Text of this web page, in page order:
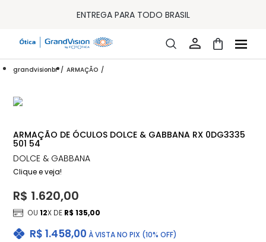
ENTREGA PARA TODO BRASIL
32% OFF NO COMBO - CONS. REG.
FRETE GRÁTIS EM TODO O SITE
15% OFF NA PRIMEIRA COMPRA (CONSULTE REGULAMENTO)
grandvisionbr ARMAÇÃO
ARMAÇÃO DE ÓCULOS DOLCE & GABBANA RX 0DG3335
501 54
DOLCE & GABBANA
Clique e veja!
R$ 1.458,00 À VISTA NO PIX (10% OFF)
R$ 1.620,00
OU12X DE R$ 135,00